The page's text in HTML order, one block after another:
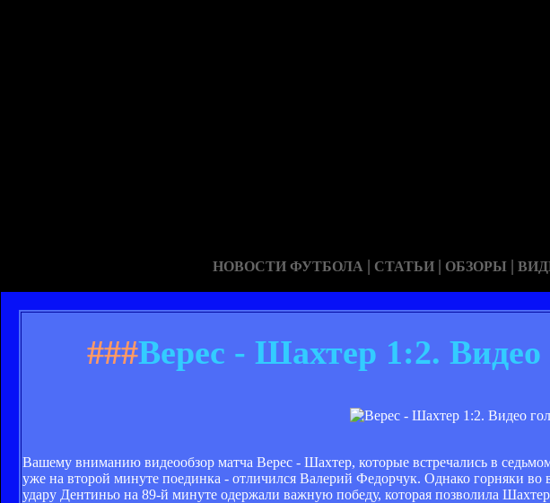
НОВОСТИ ФУТБОЛА | СТАТЬИ | ОБЗОРЫ |
###Верес - Шахтер 1:2. Видео
Вашему вниманию видеообзор матча Верес - Шахтер, которые встречались в
уже на второй минуте поединка - отличился Валерий Федорчук. Однако горняки
удару Дентиньо на 89-й минуте одержали важную победу, которая позволила